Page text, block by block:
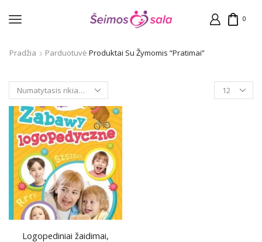
0
Pradžia Parduotuvė Produktai Su Žymomis “pratimai”
Products
per
Logopediniai žaidimai,